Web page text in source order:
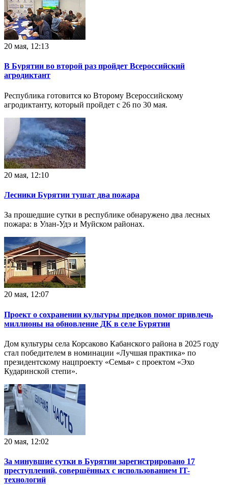
20 мая, 12:13
В Бурятии во второй раз пройдет Всероссийский
агродиктант
Республика готовится ко Второму Всероссийскому
агродиктанту, который пройдет с 26 по 30 мая.
20 мая, 12:10
Лесники Бурятии тушат два пожара
За прошедшие сутки в республике обнаружено два лесных
пожара: в Улан-Удэ и Муйском районах.
20 мая, 12:07
Проект о сохранении культуры предков помог привлечь
миллионы на обновление ДК в селе Бурятии
Дом культуры села Корсаково Кабанского района в 2025 году
стал победителем в номинации «Лучшая практика» по
президентскому нацпроекту «Семья» с проектом «Эхо
Кударинской степи».
20 мая, 12:02
За минувшие сутки в Бурятии зарегистрировано 17
преступлений, совершённых с использованием IT-
технологий